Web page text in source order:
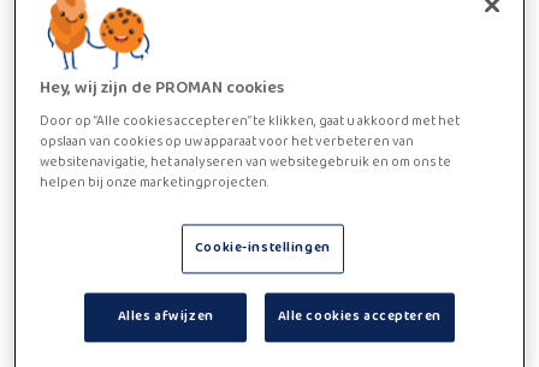
van een technisch plan. In ruil voor jouw inzet
geniet je van een
voordelenen de mogelijkheid tot een
contract.
Functie beschrijving
✔ Lassen van hoeken en
bevestigen van
connectiestukken aan
Hey, wij zijn de PROMAN cookies
Door op “Alle cookies accepteren” te klikken, gaat u akkoord met het
opslaan van cookies op uw apparaat voor het verbeteren van
websitenavigatie, het analyseren van websitegebruik en om ons te
helpen bij onze marketingprojecten.
Cookie-instellingen
Alles afwijzen Alle cookies accepteren